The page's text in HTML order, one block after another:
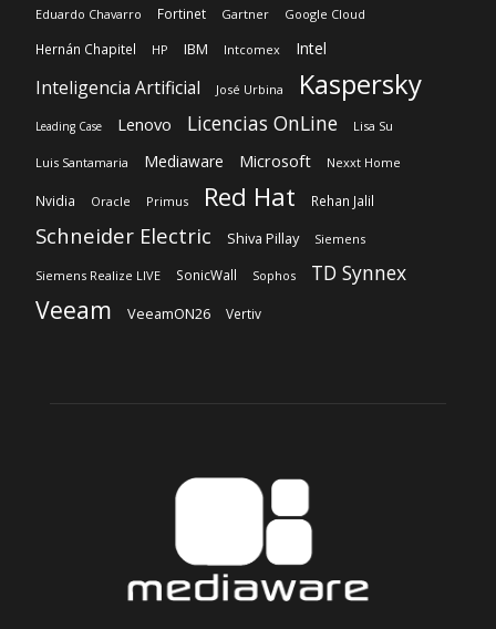
Eduardo Chavarro Fortinet Gartner Google Cloud
Hernán Chapitel HP IBM Intcomex Intel
Inteligencia Artificial José Urbina Kaspersky
Leading Case Lenovo Licencias OnLine Lisa Su
Luis Santamaria Mediaware Microsoft Nexxt Home
Nvidia Oracle Primus Red Hat Rehan Jalil
Schneider Electric Shiva Pillay Siemens
Siemens Realize LIVE SonicWall Sophos TD Synnex
Veeam VeeamON26 Vertiv